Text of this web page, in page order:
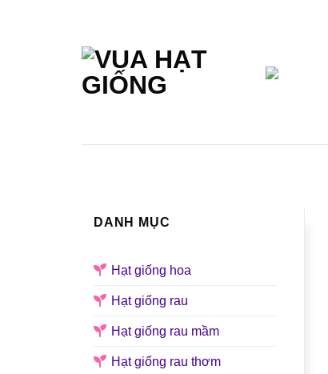
content
DANH MỤC
Hạt giống hoa
Hạt giống rau
Hạt giống rau mầm
Hạt giống rau thơm